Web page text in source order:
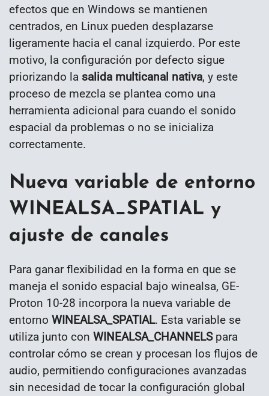
efectos que en Windows se mantienen
centrados, en Linux pueden desplazarse
ligeramente hacia el canal izquierdo. Por este
motivo, la configuración por defecto sigue
priorizando la salida multicanal nativa, y este
proceso de mezcla se plantea como una
herramienta adicional para cuando el sonido
espacial da problemas o no se inicializa
correctamente.
Nueva variable de entorno
WINEALSA_SPATIAL y
ajuste de canales
Para ganar flexibilidad en la forma en que se
maneja el sonido espacial bajo winealsa, GE-
Proton 10-28 incorpora la nueva variable de
entorno WINEALSA_SPATIAL. Esta variable se
utiliza junto con WINEALSA_CHANNELSpara
controlar cómo se crean y procesan los flujos de
audio, permitiendo configuraciones avanzadas
sin necesidad de tocar la configuración global